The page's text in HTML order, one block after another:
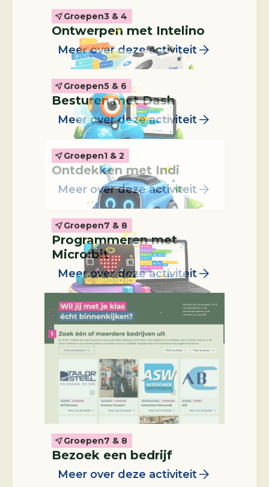
Groepen3 & 4
Ontwerpen met Intelino
Meer over deze activiteit
Leskist
Groepen5 & 6
Besturen met Dash
Meer over deze activiteit
Leskist
Groepen1 & 2
Ontdekken met Indi
Meer over deze activiteit
Leskist
Groepen7 & 8
Programmeren met
Micro:bit
Meer over deze activiteit
Groepen7 & 8
Bezoek een bedrijf
Meer over deze activiteit
Professional in de klas